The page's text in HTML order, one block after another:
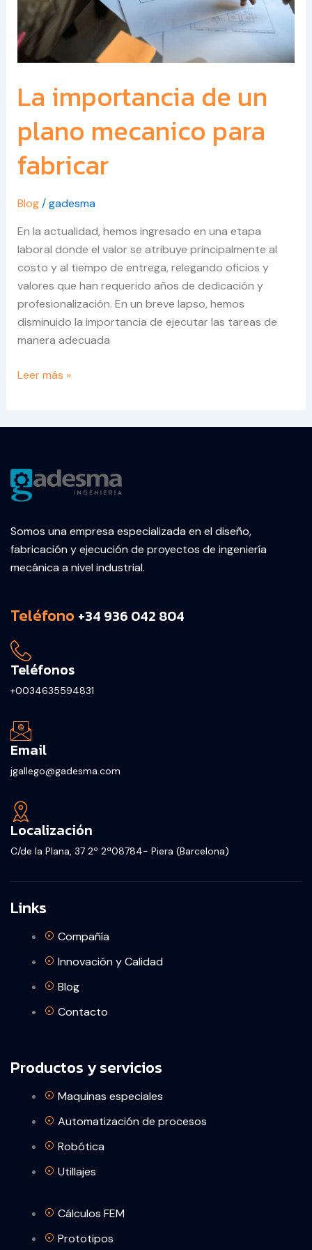
La importancia de un
plano mecanico para
fabricar
Blog/gadesma
En la actualidad, hemos ingresado en una etapa
laboral donde el valor se atribuye principalmente al
costo y al tiempo de entrega, relegando oficios y
valores que han requerido años de dedicación y
profesionalización. En un breve lapso, hemos
disminuido la importancia de ejecutar las tareas de
manera adecuada
fabricar
Leer más »
Somos una empresa especializada en el diseño,
fabricación y ejecución de proyectos de ingeniería
mecánica a nivel industrial.
Teléfono +34 936 042 804
Teléfonos
+0034635594831
Email
jgallego@gadesma.com
Localización
C/de la Plana, 37 2º 2ª08784- Piera (Barcelona)
Links
Compañía
Innovación y Calidad
Blog
Contacto
Productos y servicios
Maquinas especiales
Automatización de procesos
Robótica
Utillajes
Cálculos FEM
Prototipos